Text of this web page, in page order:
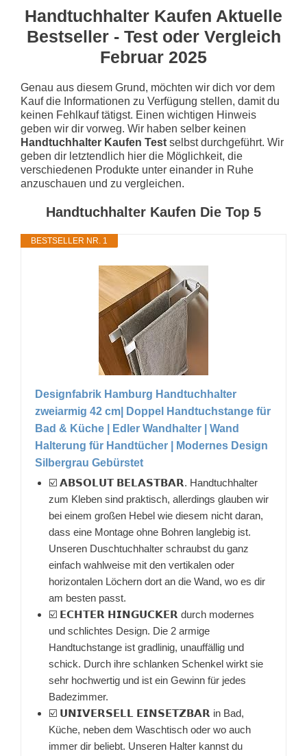
Handtuchhalter Kaufen Aktuelle
Bestseller - Test oder Vergleich
Februar 2025
Genau aus diesem Grund, möchten wir dich vor dem
Kauf die Informationen zu Verfügung stellen, damit du
keinen Fehlkauf tätigst. Einen wichtigen Hinweis
geben wir dir vorweg. Wir haben selber keinen
Handtuchhalter Kaufen Test selbst durchgeführt. Wir
geben dir letztendlich hier die Möglichkeit, die
verschiedenen Produkte unter einander in Ruhe
anzuschauen und zu vergleichen.
Handtuchhalter Kaufen Die Top 5
BESTSELLER NR. 1
Designfabrik Hamburg Handtuchhalter
zweiarmig 42 cm| Doppel Handtuchstange für
Bad & Küche | Edler Wandhalter | Wand
Halterung für Handtücher | Modernes Design
Silbergrau Gebürstet
☑️ 𝗔𝗕𝗦𝗢𝗟𝗨𝗧 𝗕𝗘𝗟𝗔𝗦𝗧𝗕𝗔𝗥. Handtuchhalter
zum Kleben sind praktisch, allerdings glauben wir
bei einem großen Hebel wie diesem nicht daran,
dass eine Montage ohne Bohren langlebig ist.
Unseren Duschtuchhalter schraubst du ganz
einfach wahlweise mit den vertikalen oder
horizontalen Löchern dort an die Wand, wo es dir
am besten passt.
☑️ 𝗘𝗖𝗛𝗧𝗘𝗥 𝗛𝗜𝗡𝗚𝗨𝗖𝗞𝗘𝗥 durch modernes
und schlichtes Design. Die 2 armige
Handtuchstange ist gradlinig, unauffällig und
schick. Durch ihre schlanken Schenkel wirkt sie
sehr hochwertig und ist ein Gewinn für jedes
Badezimmer.
☑️ 𝗨𝗡𝗜𝗩𝗘𝗥𝗦𝗘𝗟𝗟 𝗘𝗜𝗡𝗦𝗘𝗧𝗭𝗕𝗔𝗥 in Bad,
Küche, neben dem Waschtisch oder wo auch
immer dir beliebt. Unseren Halter kannst du